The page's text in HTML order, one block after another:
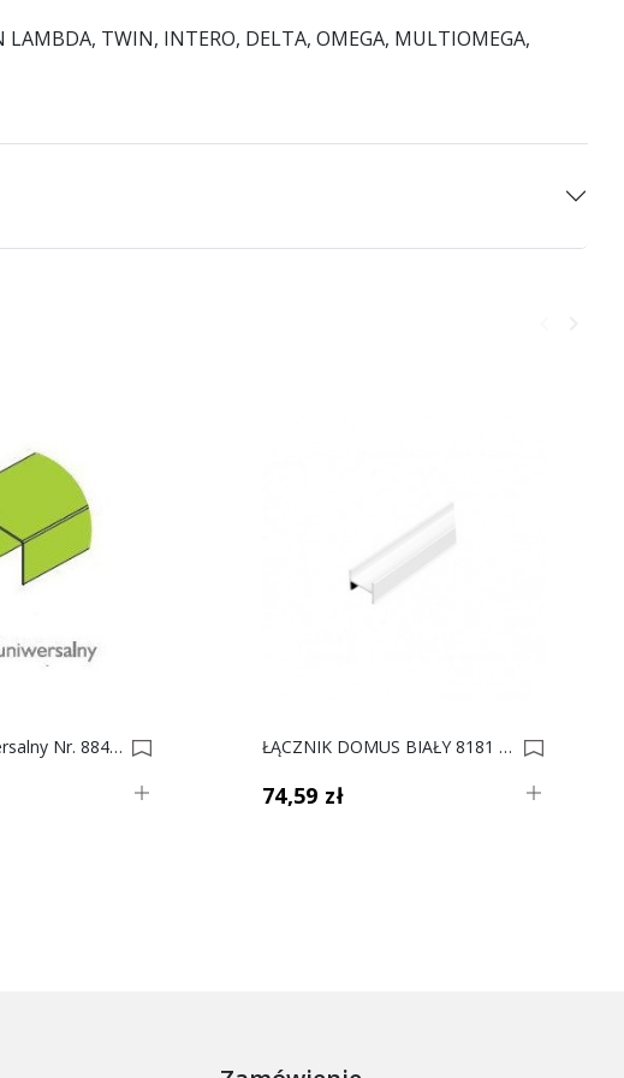
TWIN, INTERO, DELTA, OMEGA, MULTIOMEGA,
Tor Górny Uniwersalny Nr. 8849 Inox 0017808-0017825 ŁĄCZNIK DOMUS BIAŁY 8181 3m L 0017449
74,59 zł